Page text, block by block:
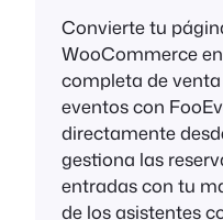
Convierte tu
WooCommerce
completa de
eventos con
directamente
gestiona las
entradas con tu
de los asistentes